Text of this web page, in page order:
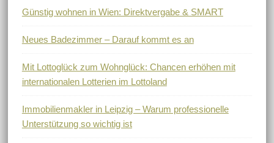
Günstig wohnen in Wien: Direktvergabe & SMART
Neues Badezimmer – Darauf kommt es an
Mit Lottoglück zum Wohnglück: Chancen erhöhen mit
internationalen Lotterien im Lottoland
Immobilienmakler in Leipzig – Warum professionelle
Unterstützung so wichtig ist